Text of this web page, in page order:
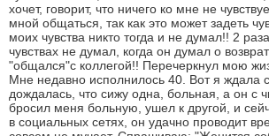
хочет, говорит, что ничего ко мне не
мной общаться, так как это может задеть
моих чувства никто тогда и не думал!! 2
чувствах не думал, когда он думал о
"общался"с коллегой!! Перечеркнул мою
Мне недавно исполнилось 40. Вот я ждала
дождалась, что сижу одна, больная, а он с
бросил меня больную, ушел к другой, и
в социальных сетях, он удачно проводит